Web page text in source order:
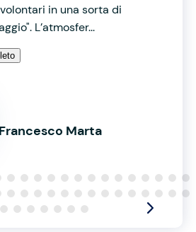
in una sorta di
L’atmosfer...
Francesco Marta